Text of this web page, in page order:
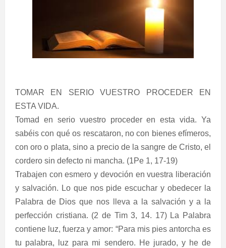
TOMAR EN SERIO VUESTRO PROCEDER EN
ESTA VIDA.
Tomad en serio vuestro proceder en esta vida. Ya
sabéis con qué os rescataron, no con bienes efímeros,
con oro o plata, sino a precio de la sangre de Cristo, el
cordero sin defecto ni mancha. (1Pe 1, 17-19)
Trabajen con esmero y devoción en vuestra liberación
y salvación. Lo que nos pide escuchar y obedecer la
Palabra de Dios que nos lleva a la salvación y a la
perfección cristiana. (2 de Tim 3, 14. 17) La Palabra
contiene luz, fuerza y amor: “Para mis pies antorcha es
tu palabra, luz para mi sendero. He jurado, y he de